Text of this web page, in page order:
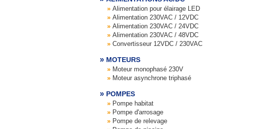
Alimentation pour élairage LED
Alimentation 230VAC / 12VDC
Alimentation 230VAC / 24VDC
Alimentation 230VAC / 48VDC
Convertisseur 12VDC / 230VAC
MOTEURS
Moteur monophasé 230V
Moteur asynchrone triphasé
POMPES
Pompe habitat
Pompe d'arrosage
Pompe de relevage